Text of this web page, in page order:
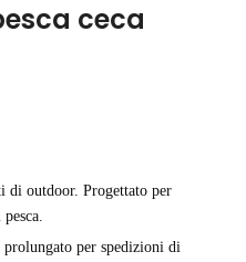
ceca
di outdoor. Progettato per
prolungato per spedizioni di